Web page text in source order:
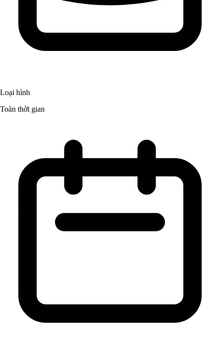
Loại hình
Toàn thời gian